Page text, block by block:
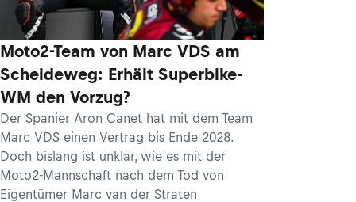
Moto2-Team von Marc VDS am
Scheideweg: Erhält Superbike-
WM den Vorzug?
Der Spanier Aron Canet hat mit dem Team
Marc VDS einen Vertrag bis Ende 2028.
Doch bislang ist unklar, wie es mit der
Moto2-Mannschaft nach dem Tod von
Eigentümer Marc van der Straten